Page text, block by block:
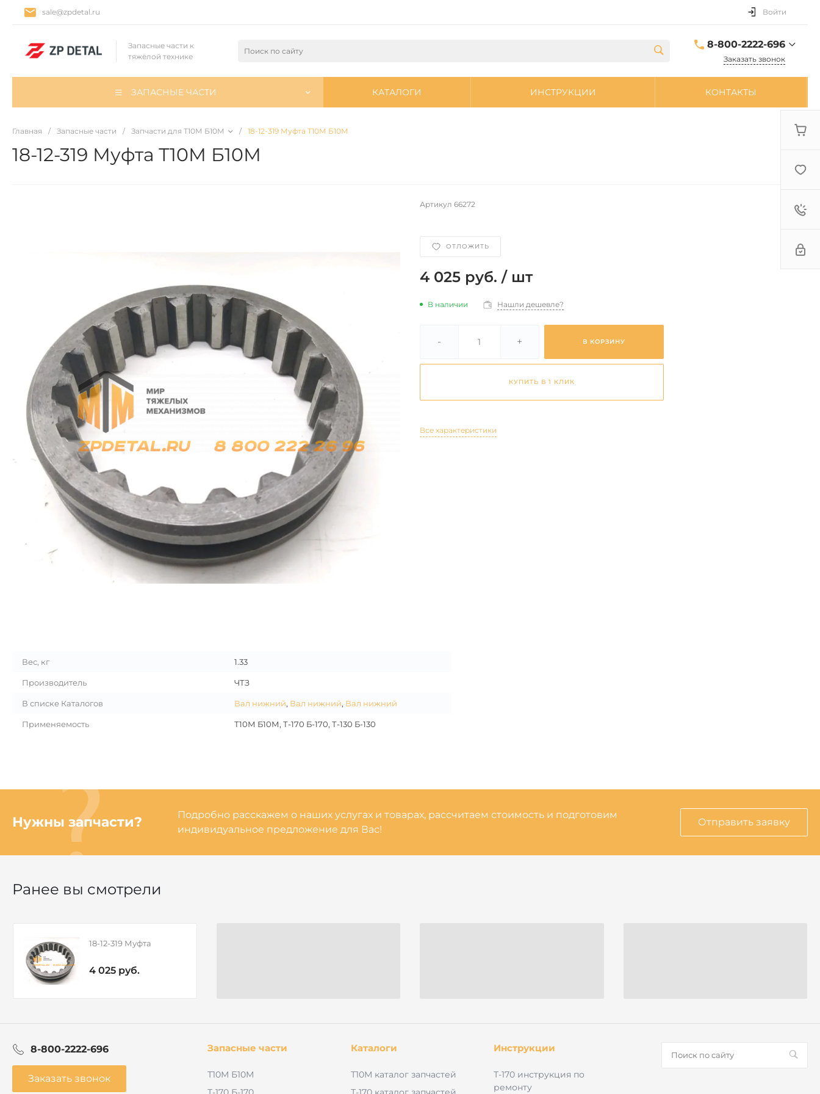
sale@zpdetal.ru Войти
Запасные части к
тяжёлой технике
8-800-2222-696
sale@zpdetal.ru
Заказать звонок
ЗАПАСНЫЕ ЧАСТИ КАТАЛОГИ ИНСТРУКЦИИ КОНТАКТЫ
Главная / Запасные части / Запчасти для Т10М Б10М / 18-12-319 Муфта Т10М Б10М
18-12-319 Муфта Т10М Б10М
Артикул 66272
ОТЛОЖИТЬ
4 025 руб. / шт
В наличии Нашли дешевле?
- + В КОРЗИНУ
КУПИТЬ В 1 КЛИК
Все характеристики
Вес, кг 1.33
Производитель ЧТЗ
В списке Каталогов Вал нижний, Вал нижний, Вал нижний
Применяемость Т10М Б10М, Т-170 Б-170, Т-130 Б-130
Нужны запчасти?
Подробно расскажем о наших услугах и товарах, рассчитаем стоимость и подготовим
индивидуальное предложение для Вас!
Отправить заявку
Ранее вы смотрели
18-12-319 Муфта
4 025 руб.
8-800-2222-696
Заказать звонок
Запасные части
Т10М Б10М
Каталоги
Т10М каталог запчастей
Инструкции
Т-170 инструкция по
ремонту